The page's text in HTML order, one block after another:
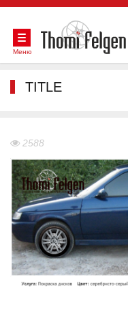
Меню
TITLE
2588